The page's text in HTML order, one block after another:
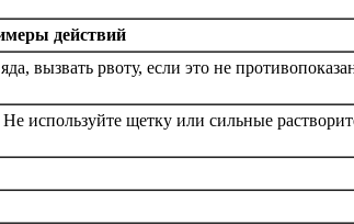
действий
вызвать рвоту, если это не
используйте щетку или сильные